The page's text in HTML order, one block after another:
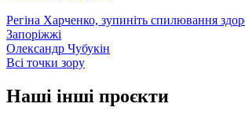
Регіна Харченко, зупиніть спилювання
Запоріжжі
Олександр Чубукін
Всі точки зору
Наші інші проєкти